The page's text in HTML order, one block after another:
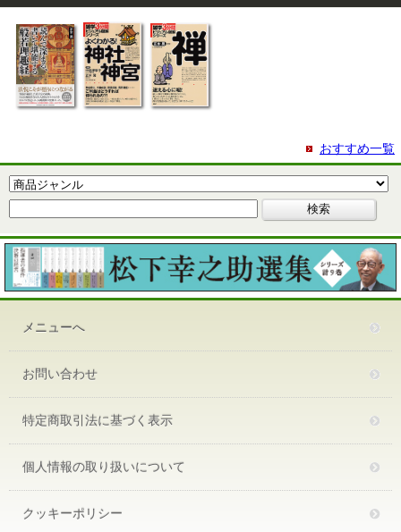
おすすめ一覧
メニューへ
お問い合わせ
特定商取引法に基づく表示
個人情報の取り扱いについて
クッキーポリシー